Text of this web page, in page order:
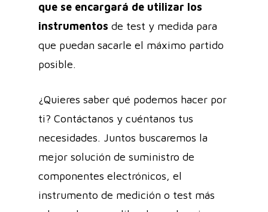
que se encargará de utilizar los
instrumentos de test y medida para
que puedan sacarle el máximo partido
posible.
¿Quieres saber qué podemos hacer por
ti? Contáctanos y cuéntanos tus
necesidades. Juntos buscaremos la
mejor solución de suministro de
componentes electrónicos, el
instrumento de medición o test más